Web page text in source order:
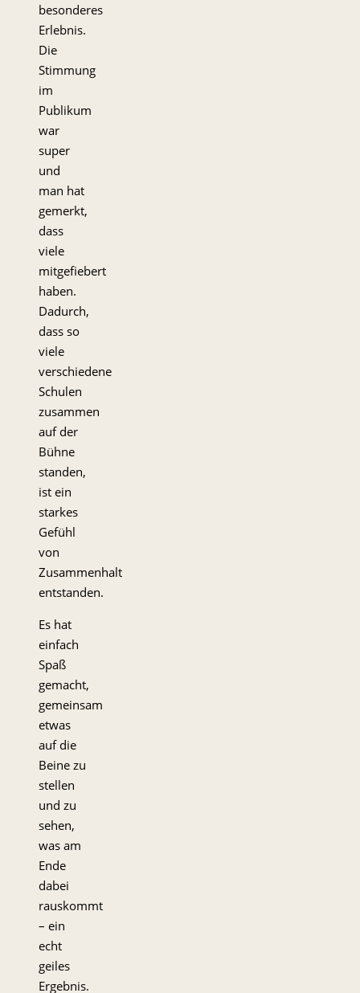
besonderes
Erlebnis.
Die
Stimmung
im
Publikum
war
super
und
man hat
gemerkt,
dass
viele
mitgefiebert
haben.
Dadurch,
dass so
viele
verschiedene
Schulen
zusammen
auf der
Bühne
standen,
ist ein
starkes
Gefühl
von
Zusammenhalt
entstanden.
Es hat
einfach
Spaß
gemacht,
gemeinsam
etwas
auf die
Beine zu
stellen
und zu
sehen,
was am
Ende
dabei
rauskommt
– ein
echt
geiles
Ergebnis.